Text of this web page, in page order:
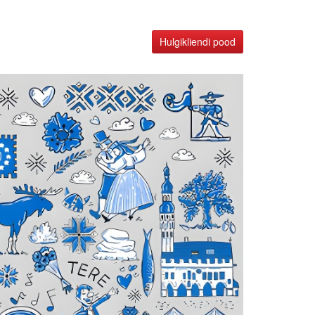
Hulgikliendi pood